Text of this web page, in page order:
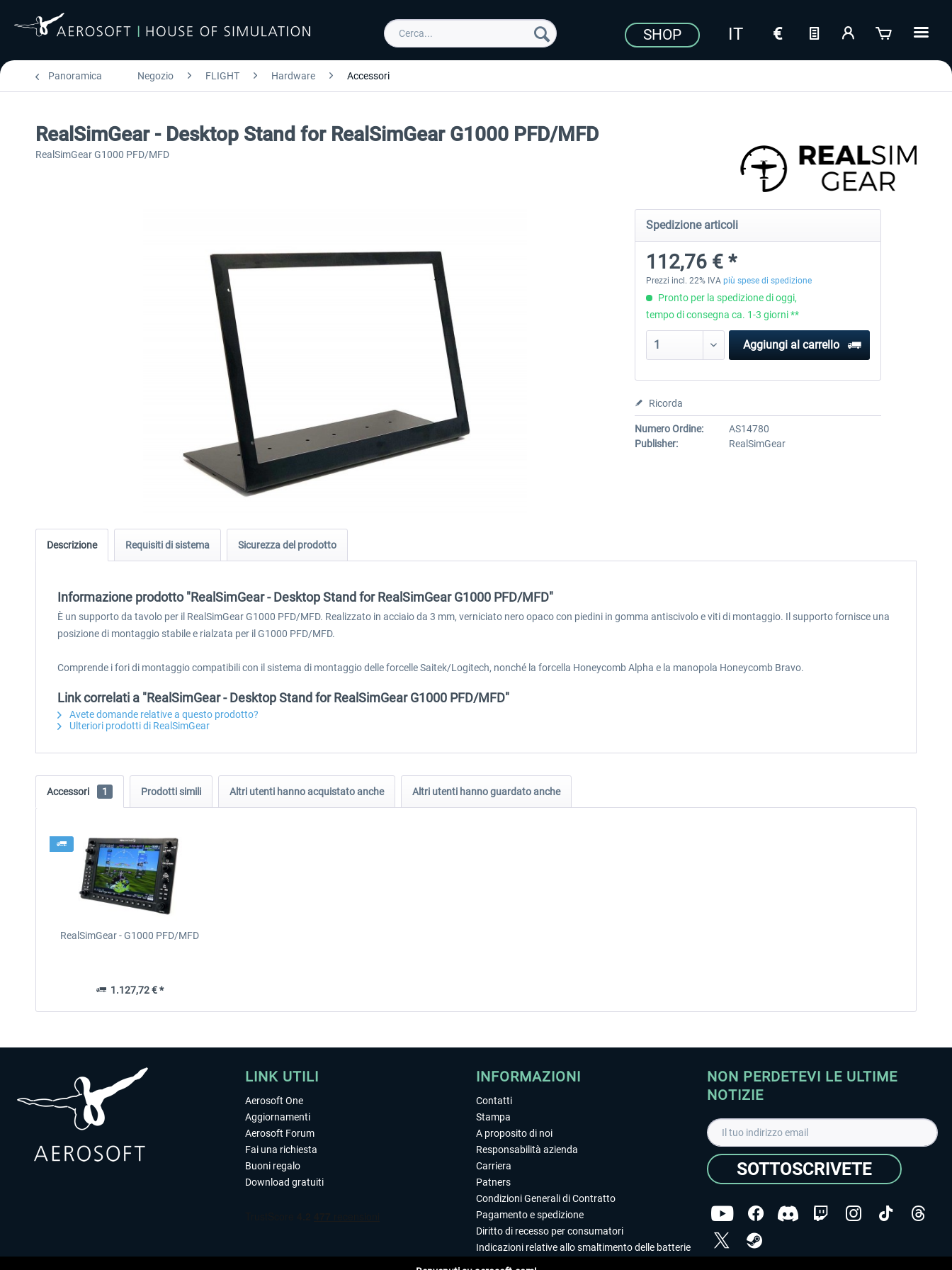
SHOP
Panoramica Negozio FLIGHT Hardware Accessori
RealSimGear - Desktop Stand for RealSimGear G1000 PFD/MFD
RealSimGear G1000 PFD/MFD
Spedizione articoli
112,76 € *
Prezzi incl. 22% IVA più spese di spedizione
Pronto per la spedizione di oggi,
tempo di consegna ca. 1-3 giorni **
Aggiungi al carrello
Ricorda
Numero Ordine:
AS14780
Publisher:
RealSimGear
Descrizione Requisiti di sistema Sicurezza del prodotto
Informazione prodotto "RealSimGear - Desktop Stand for RealSimGear G1000 PFD/MFD"
È un supporto da tavolo per il RealSimGear G1000 PFD/MFD. Realizzato in acciaio da 3 mm, verniciato nero opaco con piedini in gomma antiscivolo e viti di montaggio. Il supporto fornisce una
posizione di montaggio stabile e rialzata per il G1000 PFD/MFD.
Comprende i fori di montaggio compatibili con il sistema di montaggio delle forcelle Saitek/Logitech, nonché la forcella Honeycomb Alpha e la manopola Honeycomb Bravo.
Link correlati a "RealSimGear - Desktop Stand for RealSimGear G1000 PFD/MFD"
Avete domande relative a questo prodotto?
Ulteriori prodotti di RealSimGear
Accessori 1 Prodotti simili Altri utenti hanno acquistato anche Altri utenti hanno guardato anche
RealSimGear - G1000 PFD/MFD
1.127,72 € *
LINK UTILI
Aerosoft One
Aggiornamenti
Aerosoft Forum
Fai una richiesta
Buoni regalo
Download gratuiti
INFORMAZIONI
Contatti
Stampa
A proposito di noi
Responsabilità azienda
Carriera
Patners
Condizioni Generali di Contratto
Pagamento e spedizione
Diritto di recesso per consumatori
Indicazioni relative allo smaltimento delle batterie
NON PERDETEVI LE ULTIME
NOTIZIE
SOTTOSCRIVETE